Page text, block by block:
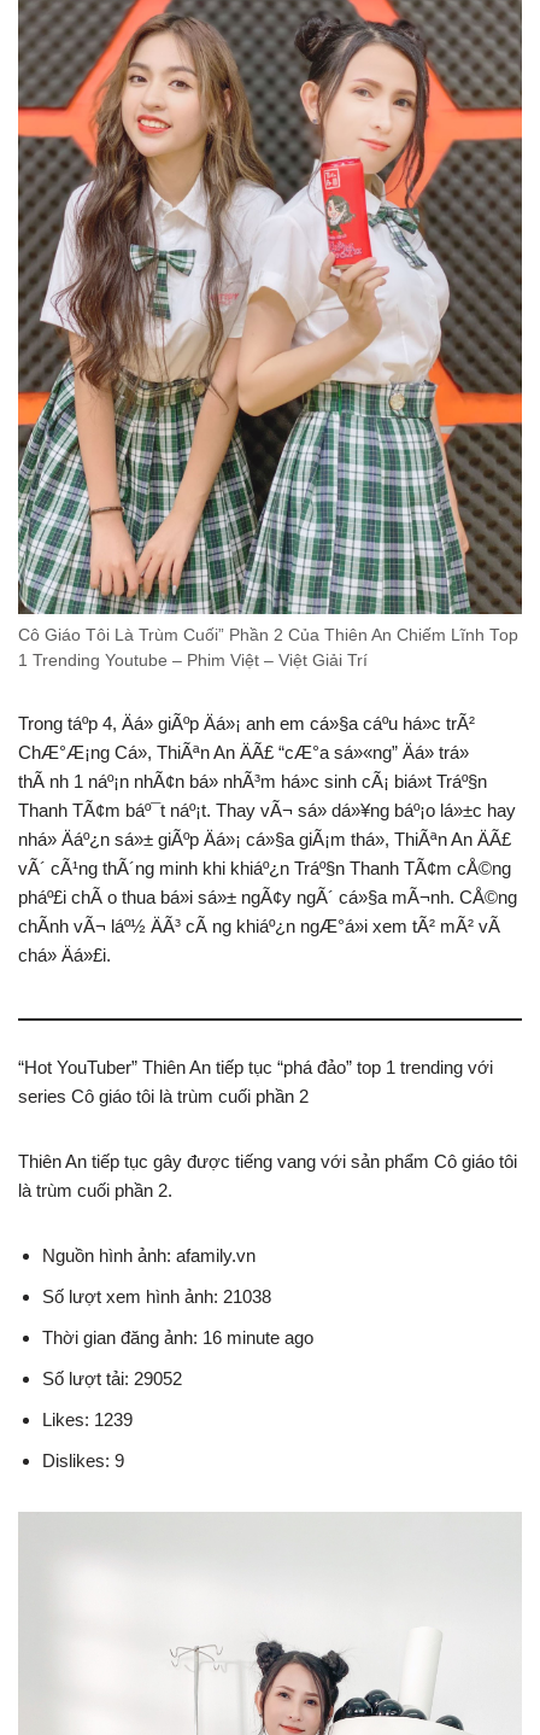
Cô Giáo Tôi Là Trùm Cuối” Phần 2 Của Thiên An Chiếm Lĩnh Top
1 Trending Youtube – Phim Việt – Việt Giải Trí
Trong táº­p 4, Äá» giÃºp Äá»¡ anh em cá»§a cáº­u há»c trÃ²
ChÆ°Æ¡ng Cá», ThiÃªn An ÄÃ£ “cÆ°a sá»«ng” Äá» trá»
thÃ nh 1 náº¡n nhÃ¢n bá» nhÃ³m há»c sinh cÃ¡ biá»t Tráº§n
Thanh TÃ¢m báº¯t náº¡t. Thay vÃ¬ sá»­ dá»¥ng báº¡o lá»±c hay
nhá» Äáº¿n sá»± giÃºp Äá»¡ cá»§a giÃ¡m thá», ThiÃªn An ÄÃ£
vÃ´ cÃ¹ng thÃ´ng minh khi khiáº¿n Tráº§n Thanh TÃ¢m cÅ©ng
pháº£i chÃ o thua bá»i sá»± ngÃ¢y ngÃ´ cá»§a mÃ¬nh. CÅ©ng
chÃ­nh vÃ¬ láº½ ÄÃ³ cÃ ng khiáº¿n ngÆ°á»i xem tÃ² mÃ² vÃ
chá» Äá»£i.
“Hot YouTuber” Thiên An tiếp tục “phá đảo” top 1 trending với
series Cô giáo tôi là trùm cuối phần 2
Thiên An tiếp tục gây được tiếng vang với sản phẩm Cô giáo tôi
là trùm cuối phần 2.
Nguồn hình ảnh: afamily.vn
Số lượt xem hình ảnh: 21038
Thời gian đăng ảnh: 16 minute ago
Số lượt tải: 29052
Likes: 1239
Dislikes: 9